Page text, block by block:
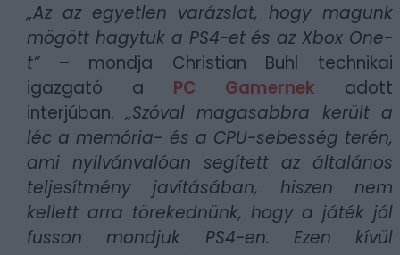
„Az az egyetlen varázslat, hogy magunk
mögött hagytuk a PS4-et és az Xbox One-
t”– mondja Christian Buhl technikai
igazgató a PC Gamernek adott
interjúban.„Szóval magasabbra került a
léc a memória- és a CPU-sebesség terén,
ami nyilvánvalóan segített az általános
teljesítmény javításában, hiszen nem
kellett arra törekednünk, hogy a játék jól
fusson mondjuk PS4-en. Ezen kívül